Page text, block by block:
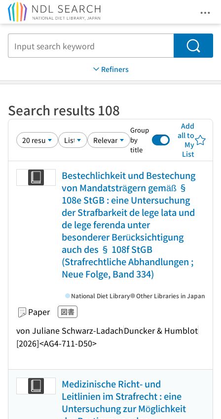
Search
Refiners
Search results 108
Group
by
title
Add
all to
My
List
Bestechlichkeit und Bestechung
von Mandatsträgern gemäß §
108e StGB : eine Untersuchung
der Strafbarkeit de lege lata und
de lege ferenda unter
besonderer Berücksichtigung
auch des § 108f StGB
(Strafrechtliche Abhandlungen ;
Neue Folge, Band 334)
Paper 図書
von Juliane Schwarz-LadachDuncker & Humblot
[2026]<AG4-711-D50>
National Diet Library Other Libraries in Japan
Medizinische Richt- und
Leitlinien im Strafrecht : eine
Untersuchung zur Möglichkeit